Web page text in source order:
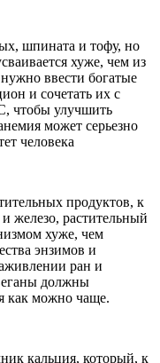
шпината и тофу, но
хуже, чем из
ввести богатые
и сочетать их с
чтобы улучшить
может серьезно
человека
продуктов, к
железо, растительный
хуже, чем
энзимов и
ран и
должны
как можно чаще.
кальция, который, к